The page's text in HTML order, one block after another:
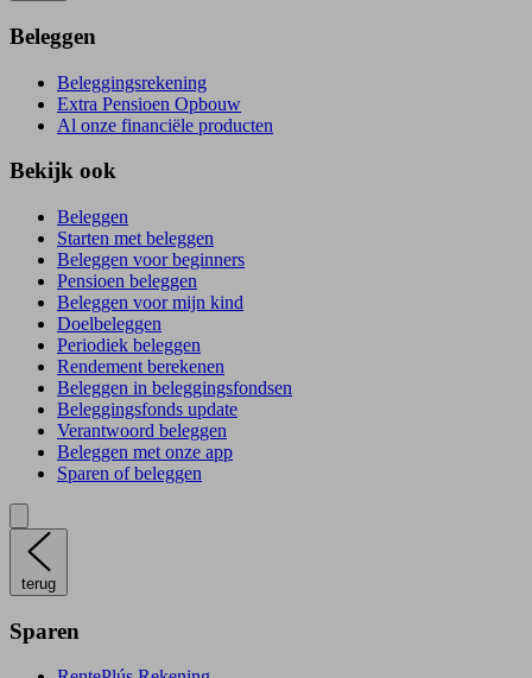
Beleggen
Beleggingsrekening
Extra Pensioen Opbouw
Al onze financiële producten
Bekijk ook
Beleggen
Starten met beleggen
Beleggen voor beginners
Pensioen beleggen
Beleggen voor mijn kind
Doelbeleggen
Periodiek beleggen
Rendement berekenen
Beleggen in beleggingsfondsen
Beleggingsfonds update
Verantwoord beleggen
Beleggen met onze app
Sparen of beleggen
terug
Sparen